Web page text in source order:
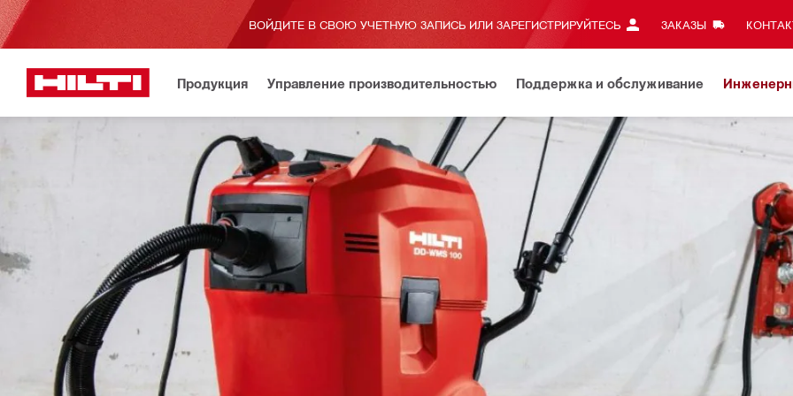
ВОЙДИТЕ В СВОЮ УЧЕТНУЮ ЗАПИСЬ ИЛИ ЗАРЕГИСТРИРУЙТЕСЬ ЗАКАЗЫ
Продукция Управление производительностью Поддержка и обслуживание